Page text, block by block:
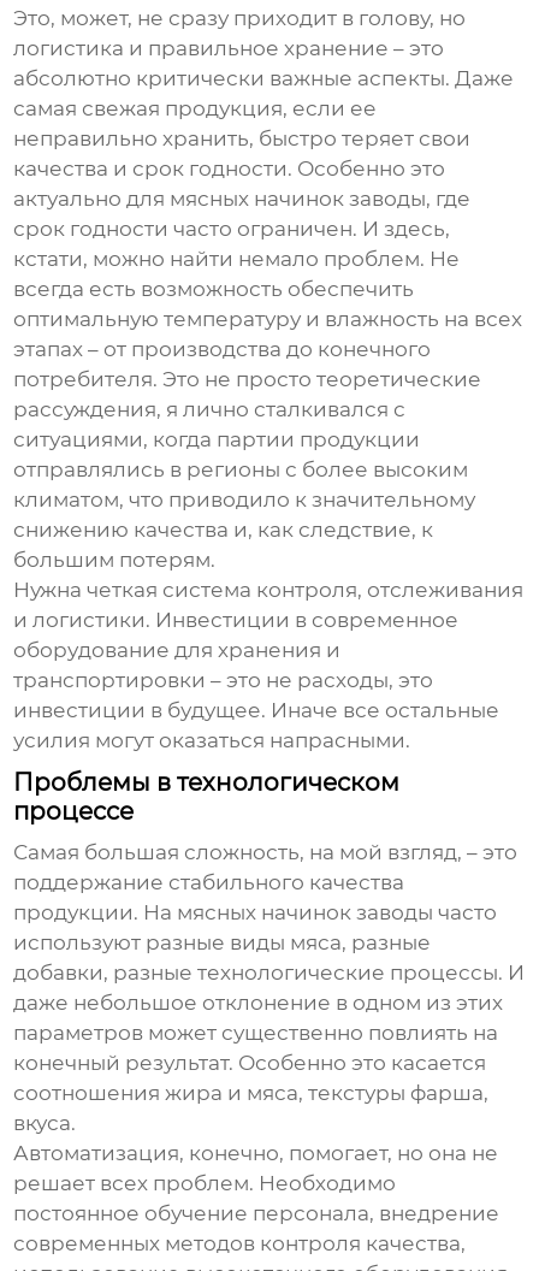
Это, может, не сразу приходит в голову, но
логистика и правильное хранение – это
абсолютно критически важные аспекты. Даже
самая свежая продукция, если ее
неправильно хранить, быстро теряет свои
качества и срок годности. Особенно это
актуально для мясных начинок заводы, где
срок годности часто ограничен. И здесь,
кстати, можно найти немало проблем. Не
всегда есть возможность обеспечить
оптимальную температуру и влажность на всех
этапах – от производства до конечного
потребителя. Это не просто теоретические
рассуждения, я лично сталкивался с
ситуациями, когда партии продукции
отправлялись в регионы с более высоким
климатом, что приводило к значительному
снижению качества и, как следствие, к
большим потерям.
Нужна четкая система контроля, отслеживания
и логистики. Инвестиции в современное
оборудование для хранения и
транспортировки – это не расходы, это
инвестиции в будущее. Иначе все остальные
усилия могут оказаться напрасными.
Проблемы в технологическом
процессе
Самая большая сложность, на мой взгляд, – это
поддержание стабильного качества
продукции. На мясных начинок заводы часто
используют разные виды мяса, разные
добавки, разные технологические процессы. И
даже небольшое отклонение в одном из этих
параметров может существенно повлиять на
конечный результат. Особенно это касается
соотношения жира и мяса, текстуры фарша,
вкуса.
Автоматизация, конечно, помогает, но она не
решает всех проблем. Необходимо
постоянное обучение персонала, внедрение
современных методов контроля качества,